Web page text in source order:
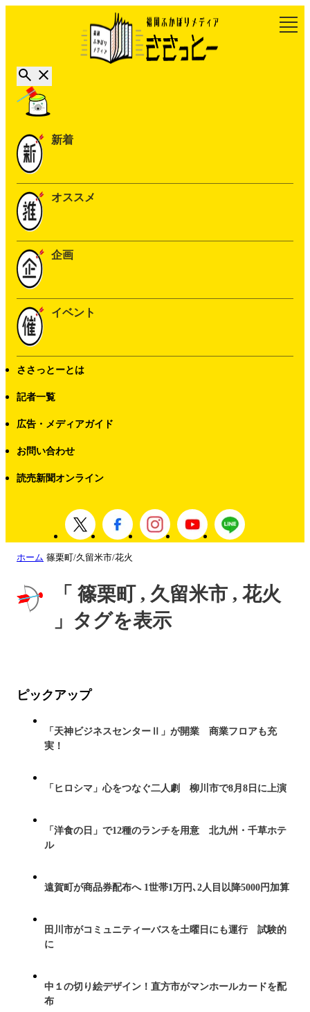
新着
オススメ
企画
イベント
ささっとーとは
記者一覧
広告・メディアガイド
お問い合わせ
読売新聞オンライン
ホーム 篠栗町/久留米市/花火
「 篠栗町 , 久留米市 , 花火
」タグを表示
ピックアップ
「天神ビジネスセンターⅡ」が開業 商業フロアも充
実！
「ヒロシマ」心をつなぐ二人劇 柳川市で8月8日に上演
「洋食の日」で12種のランチを用意 北九州・千草ホテ
ル
遠賀町が商品券配布へ 1世帯1万円､2人目以降5000円加算
田川市がコミュニティーバスを土曜日にも運行 試験的
に
中１の切り絵デザイン！直方市がマンホールカードを配
布